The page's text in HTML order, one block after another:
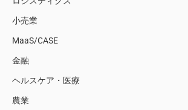
小売業
MaaS/CASE
金融
ヘルスケア・医療
農業